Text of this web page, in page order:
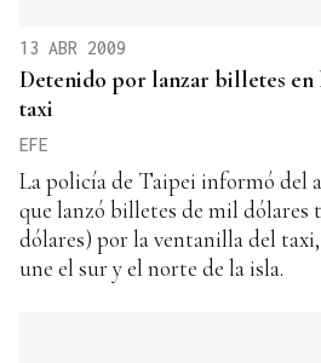
13 ABR 2009
Detenido por lanzar billetes en
taxi
EFE
La policía de Taipei informó del
que lanzó billetes de mil dólares
dólares) por la ventanilla del
une el sur y el norte de la isla.